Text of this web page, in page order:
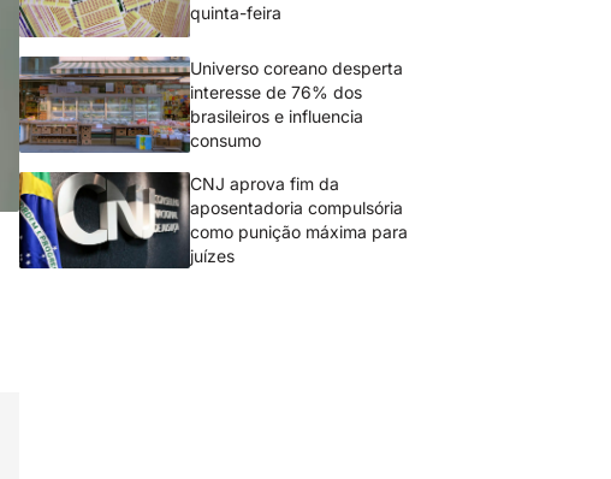
quinta-feira
Universo coreano desperta
interesse de 76% dos
brasileiros e influencia
consumo
CNJ aprova fim da
aposentadoria compulsória
como punição máxima para
juízes